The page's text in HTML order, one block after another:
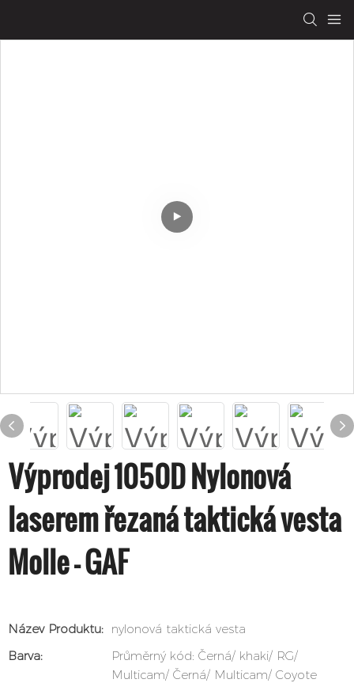
Výprodej 1050D Nylonová
laserem řezaná taktická vesta
Molle - GAF
Název Produktu: nylonová taktická vesta
Barva:
Průměrný kód: Černá/ khaki/ RG/
Multicam/ Černá/ Multicam/ Coyote